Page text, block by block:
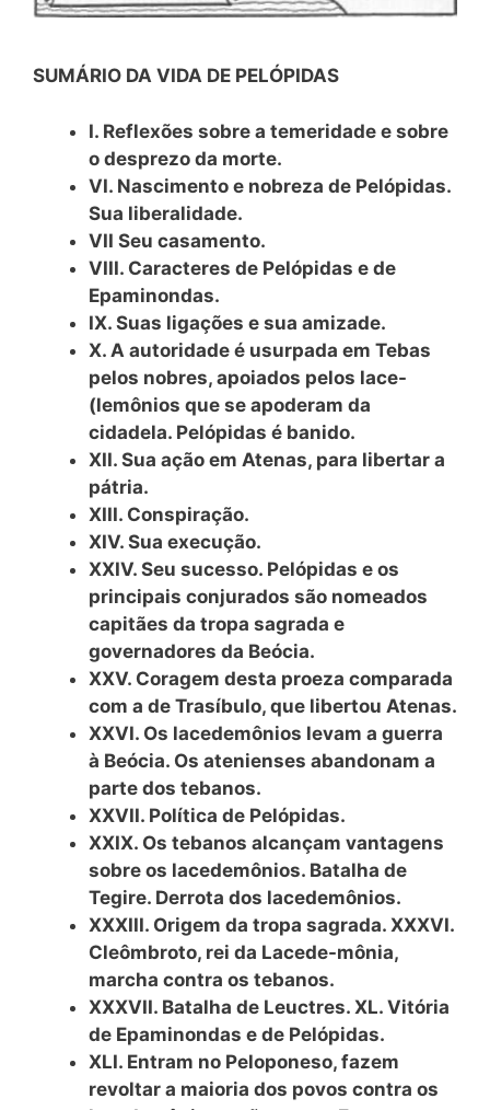
SUMÁRIO DA VIDA DE PELÓPIDAS
I. Reflexões sobre a temeridade e sobre
o desprezo da morte.
VI. Nascimento e nobreza de Pelópidas.
Sua liberalidade.
VII Seu casamento.
VIII. Caracteres de Pelópidas e de
Epaminondas.
IX. Suas ligações e sua amizade.
X. A autoridade é usurpada em Tebas
pelos nobres, apoiados pelos lace-
(lemônios que se apoderam da
cidadela. Pelópidas é banido.
XII. Sua ação em Atenas, para libertar a
pátria.
XIII. Conspiração.
XIV. Sua execução.
XXIV. Seu sucesso. Pelópidas e os
principais conjurados são nomeados
capitães da tropa sagrada e
governadores da Beócia.
XXV. Coragem desta proeza comparada
com a de Trasíbulo, que libertou Atenas.
XXVI. Os lacedemônios levam a guerra
à Beócia. Os atenienses abandonam a
parte dos tebanos.
XXVII. Política de Pelópidas.
XXIX. Os tebanos alcançam vantagens
sobre os lacedemônios. Batalha de
Tegire. Derrota dos lacedemônios.
XXXIII. Origem da tropa sagrada. XXXVI.
Cleômbroto, rei da Lacede-mônia,
marcha contra os tebanos.
XXXVII. Batalha de Leuctres. XL. Vitória
de Epaminondas e de Pelópidas.
XLI. Entram no Peloponeso, fazem
revoltar a maioria dos povos contra os